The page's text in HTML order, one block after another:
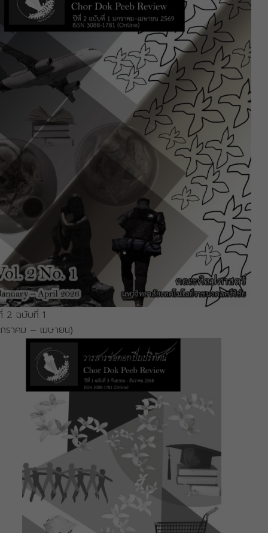
2 ฉบับที่ 1
ราคม – เมษายน)